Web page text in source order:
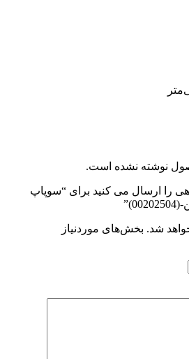
نوشته نشده است.
را ارسال می کنید برای “سوپاپ
شد. بخش‌های موردنیاز